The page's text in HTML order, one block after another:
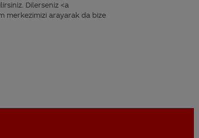
Dilerseniz <a
merkezimizi arayarak da bize